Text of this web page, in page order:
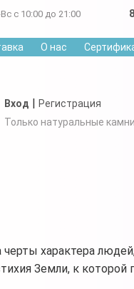
с 10:00 до 21:00
О нас
Вход | Регистрация
Только натуральные камни
черты характера
Земли, к которой